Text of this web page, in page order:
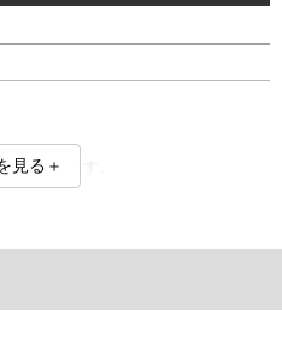
となります。
ひも有)／サイド・バックポケット／
/総丈
見る＋